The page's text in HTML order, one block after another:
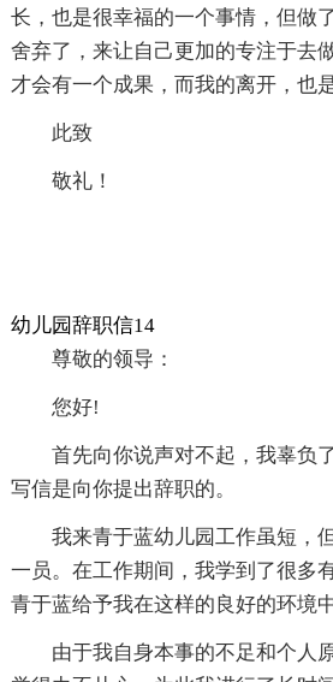
长，也是很幸福的一个事情，但做
舍弃了，来让自己更加的专注于去
才会有一个成果，而我的离开，也
此致
敬礼！
幼儿园辞职信14
尊敬的领导：
您好!
首先向你说声对不起，我辜负
写信是向你提出辞职的。
我来青于蓝幼儿园工作虽短，
一员。在工作期间，我学到了很多
青于蓝给予我在这样的良好的环境
由于我自身本事的不足和个人